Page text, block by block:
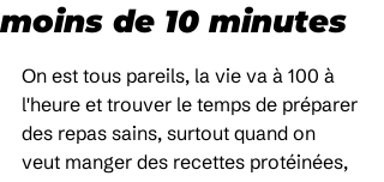
moins de 10 minutes
On est tous pareils, la vie va à 100 à
l'heure et trouver le temps de préparer
des repas sains, surtout quand on
veut manger des recettes protéinées,